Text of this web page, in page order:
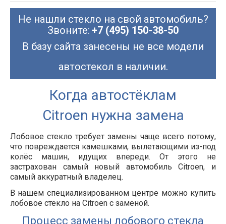
Не нашли стекло на свой автомобиль?
Звоните: +7 (495) 150-38-50
В базу сайта занесены не все модели
автостекол в наличии.
Когда автостёклам
Citroen нужна замена
Лобовое стекло требует замены чаще всего потому,
что повреждается камешками, вылетающими из-под
колёс машин, идущих впереди. От этого не
застрахован самый новый автомобиль Citroen, и
самый аккуратный владелец.
В нашем специализированном центре можно купить
лобовое стекло на Citroen с заменой.
Процесс замены лобового стекла